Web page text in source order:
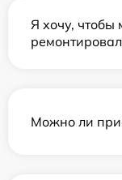
Я хочу, чтобы
Можно ли